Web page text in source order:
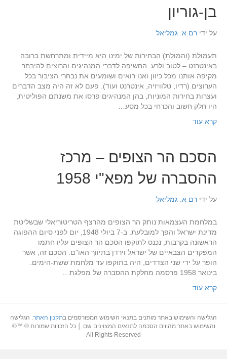
בן-גוריון
על ידי רם א. גמליאל
תעמולת (והמולת) הבחירות של ימינו היא מיידית ומתרחשת ברובה
באינטרנט – לטוב ולרע. החשיפה לדברי המנהיגים והרוצים להיבחר
מקיפה אותנו מכל כיוון ואנו רואים ושומעים את נבחרי הציבור בכל
הערוצים (רדיו, טלוויזיה, אינטרנט ועוד). פעם לא זה היה מצב הדברים
ועצרות בחירות המוניות, בהן המנהיגים פרסו את משנתם הפוליטית,
היו חלק חשוב והכרחי בכל מסע…
קרא עוד
הסכם הר הצופים – מרכז
ההסברה של מפא"י 1958
על ידי רם א. גמליאל
במלחמת העצמאות נותק הר הצופים מהרצף הטריטוריאלי שבשליטת
מדינת ישראל והפך למובלעת. ב-7 ביולי 1948, יום לפני סיום ההפוגה
הראשונה בקרבות, נכנס לתוקפו הסכם הר הצופים עליו חתמו
המפקדים הצבאיים של ישראל וירדן בתיווך האו"ם. הסכם זה, אשר
הופר על ידי שני הצדדים, היה בתוקפו עד מלחמת ששת-הימים.
בינואר 1958 פרסמה מחלקת ההסברה של מפלגת…
קרא עוד
הגלישה והשימוש באתר מותנים בתנאי השימוש המפורסמים בתקנון האתר. הגלישה
והשימוש באתר מהווים הסכמה לתנאים המצוינים שם │ כל הזכויות שמורות ® ™©
All Rights Reserved